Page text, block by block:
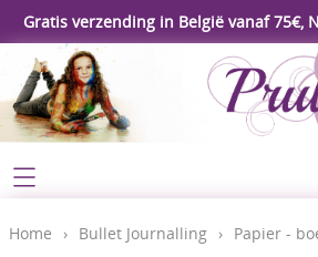
Gratis verzending in België vanaf 75€,
Webshop
Koopjeshoek
Home
Home › Bullet Journalling › Papier -